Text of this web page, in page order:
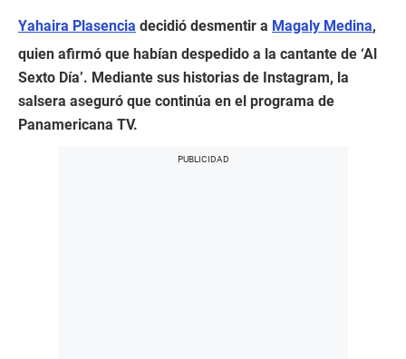
Yahaira Plasencia decidió desmentir a Magaly Medina,
quien afirmó que habían despedido a la cantante de ‘Al
Sexto Día’. Mediante sus historias de Instagram, la
salsera aseguró que continúa en el programa de
Panamericana TV.